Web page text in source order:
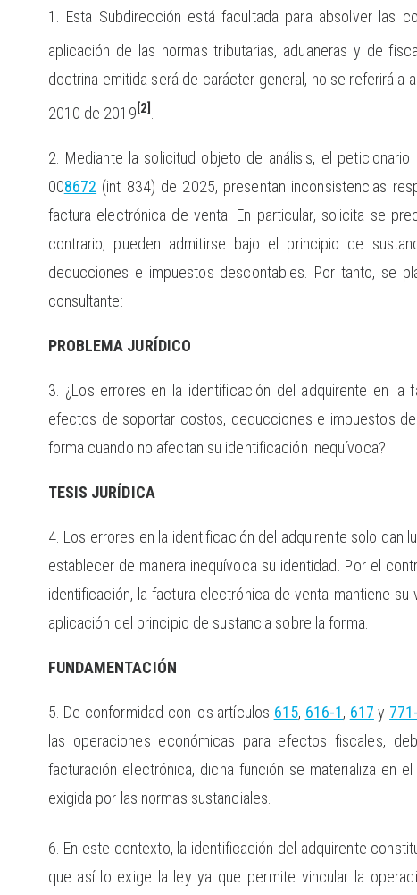
1. Esta Subdirección está facultada para absolver las
aplicación de las normas tributarias, aduaneras y de
doctrina emitida será de carácter general, no se referirá a
2010 de 2019 [2]
2. Mediante la solicitud objeto de análisis, el
008672 (int 834) de 2025, presentan inconsistencias
factura electrónica de venta. En particular, solicita se
contrario, pueden admitirse bajo el principio de
deducciones e impuestos descontables. Por tanto, se
consultante:
PROBLEMA JURÍDICO
3. ¿Los errores en la identificación del adquirente en la
efectos de soportar costos, deducciones e impuestos
forma cuando no afectan su identificación inequívoca?
TESIS JURÍDICA
4. Los errores en la identificación del adquirente solo dan
establecer de manera inequívoca su identidad. Por el
identificación, la factura electrónica de venta mantiene
aplicación del principio de sustancia sobre la forma.
FUNDAMENTACIÓN
5. De conformidad con los artículos 615, 616-1, 617 y
las operaciones económicas para efectos fiscales,
facturación electrónica, dicha función se materializa en
exigida por las normas sustanciales.
6. En este contexto, la identificación del adquirente
que así lo exige la ley ya que permite vincular la